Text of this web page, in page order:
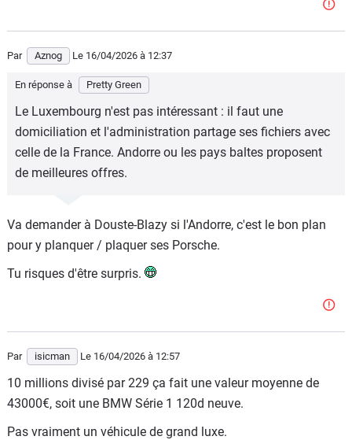
Par Aznog Le 16/04/2026 à 12:37
En réponse à Pretty Green
Le Luxembourg n'est pas intéressant : il faut une
domiciliation et l'administration partage ses fichiers avec
celle de la France. Andorre ou les pays baltes proposent
de meilleures offres.
Va demander à Douste-Blazy si l'Andorre, c'est le bon plan
pour y planquer / plaquer ses Porsche.
Tu risques d'être surpris.
Par isicman Le 16/04/2026 à 12:57
10 millions divisé par 229 ça fait une valeur moyenne de
43000€, soit une BMW Série 1 120d neuve.
Pas vraiment un véhicule de grand luxe.